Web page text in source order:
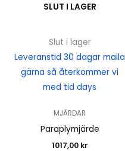
SLUT I LAGER
Slut i lager
Leveranstid 30 dagar maila
gärna så återkommer vi
med tid days
MJÄRDAR
Paraplymjärde
1017,00 kr